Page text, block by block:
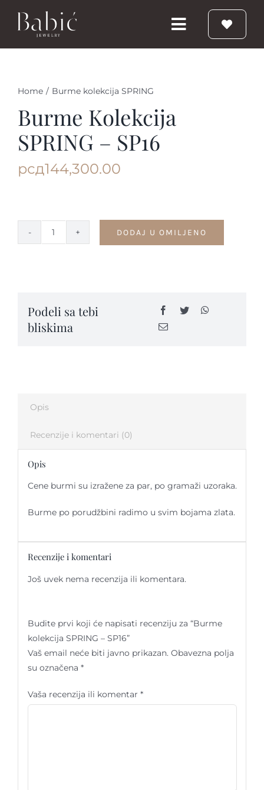
Toggle
Navigation
Prstenje
Nakit
Home / Burme kolekcija SPRING
Burme Kolekcija
SPRING – SP16
рсд144,300.00
Burme
quantity
DODAJ U OMILJENO
Podeli sa tebi
bliskima
Opis
Recenzije i komentari (0)
Opis
Cene burmi su izražene za par, po gramaži uzoraka.
Burme po porudžbini radimo u svim bojama zlata.
Recenzije i komentari
Još uvek nema recenzija ili komentara.
Budite prvi koji će napisati recenziju za “Burme
kolekcija SPRING – SP16”
Vaš email neće biti javno prikazan. Obavezna polja
su označena *
Vaša recenzija ili komentar *